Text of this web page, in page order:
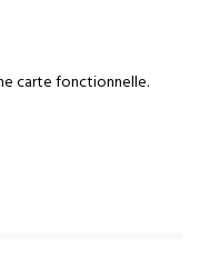
carte fonctionnelle.